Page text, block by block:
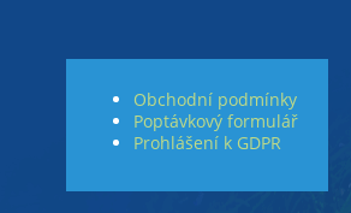
Obchodní podmínky
Poptávkový formulář
Prohlášení k GDPR